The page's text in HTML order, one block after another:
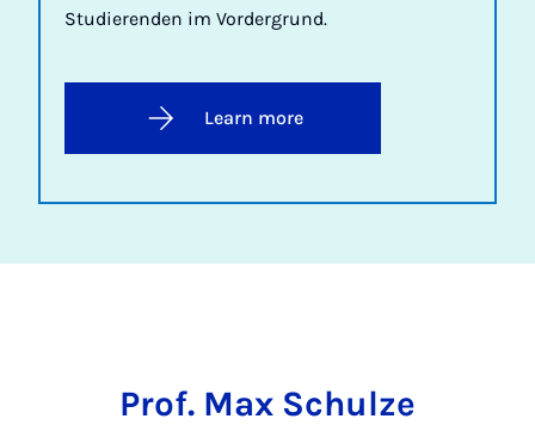
Studierenden im Vordergrund.
Learn more
Prof. Max Schulze